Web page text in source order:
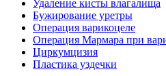
Удаление кисты влагалища
Бужирование уретры
Операция варикоцеле
Операция Мармара при
Циркумцизия
Пластика уздечки